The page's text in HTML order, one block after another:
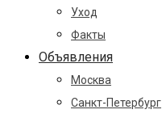
Уход
Факты
Объявления
Москва
Санкт-Петербург